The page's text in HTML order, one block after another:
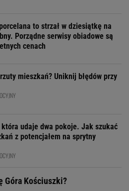
to strzał w dziesiątkę na
Porządne serwisy obiadowe są
cenach
mieszkań? Uniknij błędów przy
która udaje dwa pokoje. Jak szukać
z potencjałem na sprytny
Góra Kościuszki?